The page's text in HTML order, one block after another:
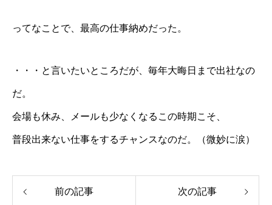
ってなことで、最高の仕事納めだった。
・・・と言いたいところだが、毎年大晦日まで出社なの
だ。
会場も休み、メールも少なくなるこの時期こそ、
普段出来ない仕事をするチャンスなのだ。（微妙に涙）
前の記事 次の記事